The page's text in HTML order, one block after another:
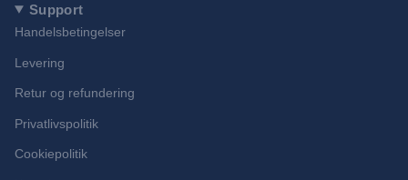
Support
Handelsbetingelser
Levering
Retur og refundering
Privatlivspolitik
Cookiepolitik